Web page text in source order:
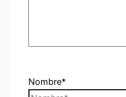
Nombre*